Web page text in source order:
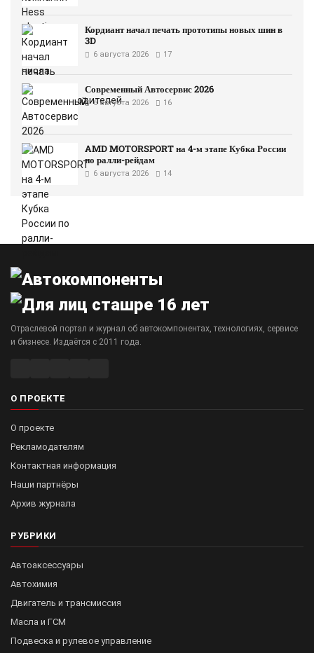
Кордиант начал печать прототипы новых шин в
3D
6 августа 2026 17
Современный Автосервис 2026
6 августа 2026 16
AMD MOTORSPORT на 4-м этапе Кубка России
по ралли-рейдам
6 августа 2026 14
Отраслевой портал и журнал об автокомпонентах, технологиях, сервисе
и бизнесе. Издаётся с 2011 года.
О ПРОЕКТЕ
О проекте
Рекламодателям
Контактная информация
Наши партнёры
Архив журнала
РУБРИКИ
Автоаксессуары
Автохимия
Двигатель и трансмиссия
Масла и ГСМ
Подвеска и рулевое управление